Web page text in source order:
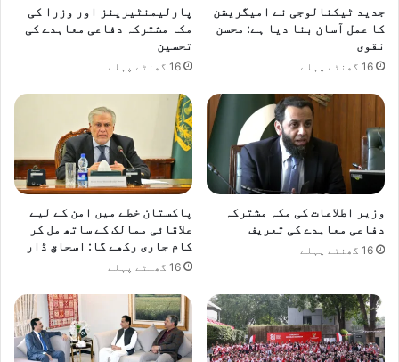
جدید ٹیکنالوجی نے امیگریشن
کا عمل آسان بنا دیا ہے: محسن
نقوی
16 گھنٹے پہلے
پارلیمنٹیرینز اور وزرا کی
مکہ مشترکہ دفاعی معاہدے کی
تحسین
16 گھنٹے پہلے
وزیر اطلاعات کی مکہ مشترکہ
دفاعی معاہدے کی تعریف
16 گھنٹے پہلے
پاکستان خطے میں امن کے لیے
علاقائی ممالک کے ساتھ مل کر
کام جاری رکھے گا: اسحاق ڈار
16 گھنٹے پہلے